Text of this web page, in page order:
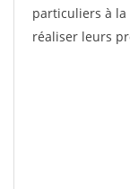
particuliers à
réaliser leurs